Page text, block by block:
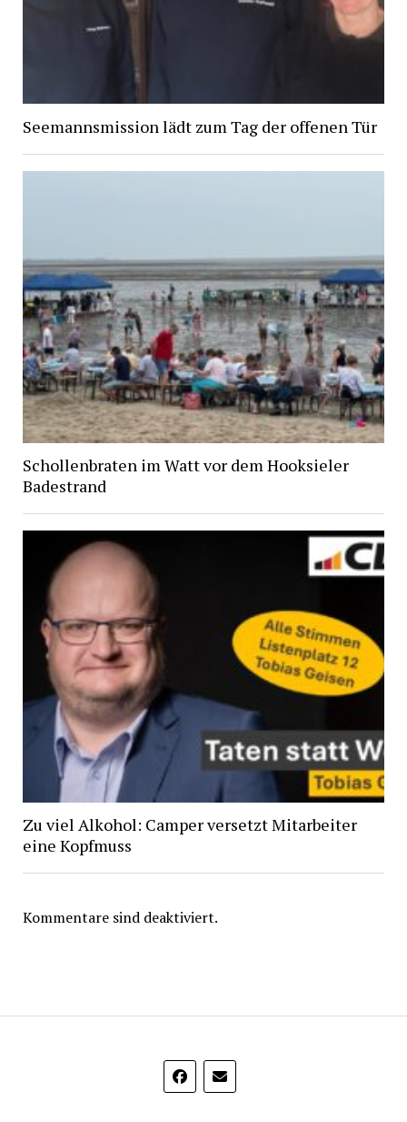
Seemannsmission lädt zum Tag der offenen Tür
Schollenbraten im Watt vor dem Hooksieler
Badestrand
Zu viel Alkohol: Camper versetzt Mitarbeiter
eine Kopfmuss
Kommentare sind deaktiviert.